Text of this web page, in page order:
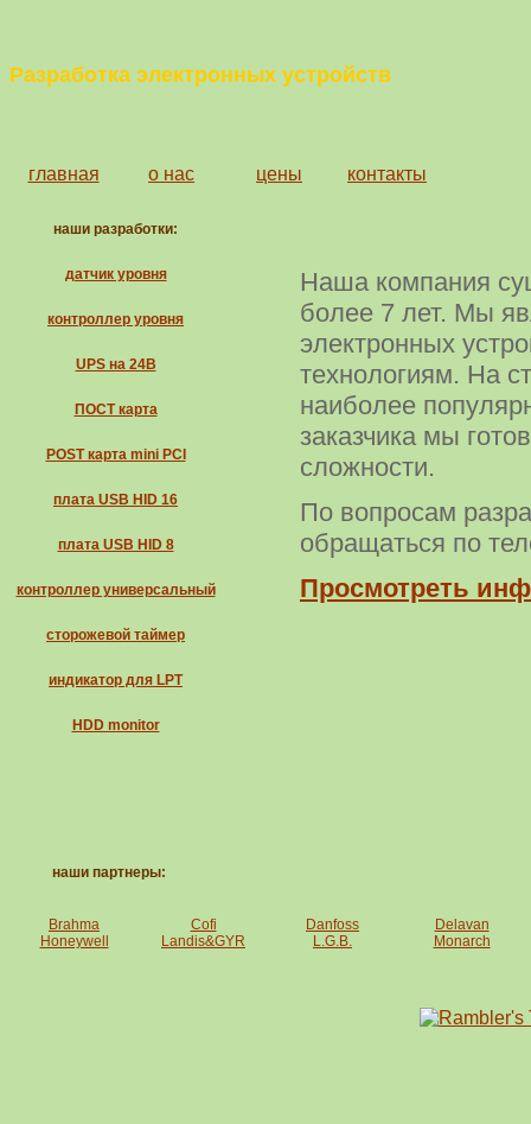
Разработка электронных устройств
главная о нас цены контакты
наши разработки:
датчик уровня
контроллер уровня
UPS на 24В
ПОСТ карта
POST карта mini PCI
плата USB HID 16
плата USB HID 8
контроллер универсальный
сторожевой таймер
индикатор для LPT
HDD monitor
Наша компания
более 7 лет. Мы
электронных
технологиям. На
наиболее
заказчика мы
сложности.
По вопросам
обращаться по
Просмотреть
наши партнеры:
Brahma Cofi Danfoss
Delavan
Honeywell
Landis&GYR L.G.B. Monarch